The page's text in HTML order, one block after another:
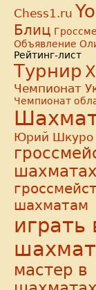
Chess1.ru
Блиц
Объявление
Рейтинг-лист
Турнир
Чемпионат
Чемпионат
Юрий Шкуро
шахматах
шахматам
играть
мастер в